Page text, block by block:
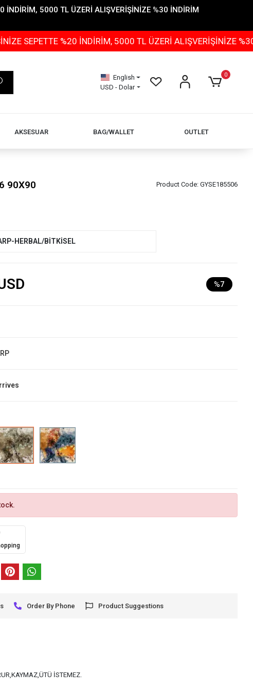
İNDİRİM, 5000 TL ÜZERİ ALIŞVERİŞİNİZE %30 İNDİRİM
%20 İNDİRİM, 5000 TL ÜZERİ ALIŞVERİŞİNİZE %30
English
USD - Dolar
0
AKSESUAR BAG/WALLET OUTLET
90X90 Product Code: GYSE185506
HERBAL/BİTKİSEL
%7
Order By Phone Product Suggestions
İSTEMEZ.